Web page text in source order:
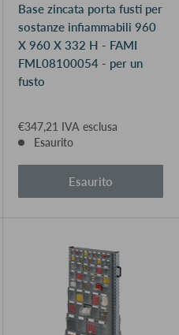
Base zincata porta fusti per
sostanze infiammabili 960
X 960 X 332 H - FAMI
FML08100054 - per un
fusto
€347,21 IVA esclusa
Esaurito
Esaurito